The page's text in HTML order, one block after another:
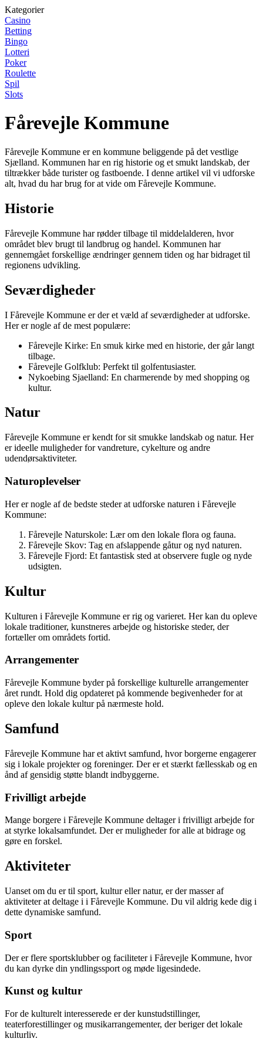
Kategorier
Casino
Betting
Bingo
Lotteri
Poker
Roulette
Spil
Slots
Fårevejle Kommune
Fårevejle Kommune er en kommune beliggende på det vestlige
Sjælland. Kommunen har en rig historie og et smukt landskab, der
tiltrækker både turister og fastboende. I denne artikel vil vi udforske
alt, hvad du har brug for at vide om Fårevejle Kommune.
Historie
Fårevejle Kommune har rødder tilbage til middelalderen, hvor
området blev brugt til landbrug og handel. Kommunen har
gennemgået forskellige ændringer gennem tiden og har bidraget til
regionens udvikling.
Seværdigheder
I Fårevejle Kommune er der et væld af seværdigheder at udforske.
Her er nogle af de mest populære:
Fårevejle Kirke: En smuk kirke med en historie, der går langt
tilbage.
Fårevejle Golfklub: Perfekt til golfentusiaster.
Nykoebing Sjaelland: En charmerende by med shopping og
kultur.
Natur
Fårevejle Kommune er kendt for sit smukke landskab og natur. Her
er ideelle muligheder for vandreture, cykelture og andre
udendørsaktiviteter.
Naturoplevelser
Her er nogle af de bedste steder at udforske naturen i Fårevejle
Kommune:
Fårevejle Naturskole: Lær om den lokale flora og fauna.
Fårevejle Skov: Tag en afslappende gåtur og nyd naturen.
Fårevejle Fjord: Et fantastisk sted at observere fugle og nyde
udsigten.
Kultur
Kulturen i Fårevejle Kommune er rig og varieret. Her kan du opleve
lokale traditioner, kunstneres arbejde og historiske steder, der
fortæller om områdets fortid.
Arrangementer
Fårevejle Kommune byder på forskellige kulturelle arrangementer
året rundt. Hold dig opdateret på kommende begivenheder for at
opleve den lokale kultur på nærmeste hold.
Samfund
Fårevejle Kommune har et aktivt samfund, hvor borgerne engagerer
sig i lokale projekter og foreninger. Der er et stærkt fællesskab og en
ånd af gensidig støtte blandt indbyggerne.
Frivilligt arbejde
Mange borgere i Fårevejle Kommune deltager i frivilligt arbejde for
at styrke lokalsamfundet. Der er muligheder for alle at bidrage og
gøre en forskel.
Aktiviteter
Uanset om du er til sport, kultur eller natur, er der masser af
aktiviteter at deltage i i Fårevejle Kommune. Du vil aldrig kede dig i
dette dynamiske samfund.
Sport
Der er flere sportsklubber og faciliteter i Fårevejle Kommune, hvor
du kan dyrke din yndlingssport og møde ligesindede.
Kunst og kultur
For de kulturelt interesserede er der kunstudstillinger,
teaterforestillinger og musikarrangementer, der beriger det lokale
kulturliv.